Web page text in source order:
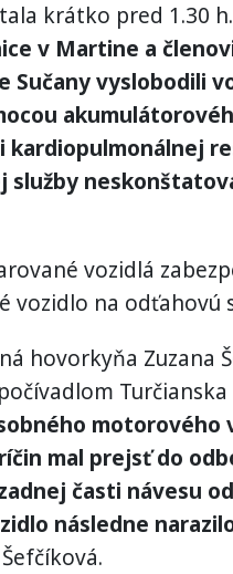
krátko pred 1.30 h.
v Martine a
Sučany vyslobodili
kardiopulmonálnej
služby
vozidlá
vozidlo na odťahovú
hovorkyňa Zuzana
motorového
mal prejsť do
časti návesu
následne